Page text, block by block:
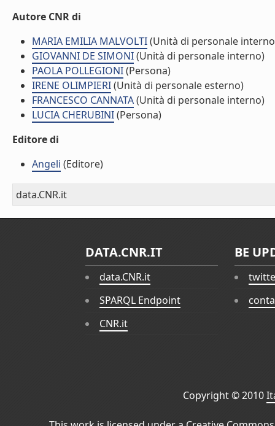
Autore CNR di
MARIA EMILIA MALVOLTI(Unità di personale
GIOVANNI DE SIMONI(Unità di personale interno)
PAOLA POLLEGIONI(Persona)
IRENE OLIMPIERI(Unità di personale esterno)
FRANCESCO CANNATA(Unità di personale interno)
LUCIA CHERUBINI(Persona)
Editore di
Angeli (Editore)
data.CNR.it
DATA.CNR.IT
data.CNR.it
SPARQL Endpoint
CNR.it
BE
Copyright © 2010